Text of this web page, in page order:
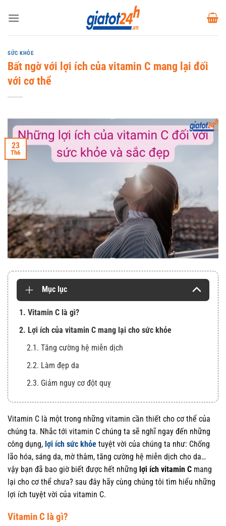
qua
SỨC KHỎE
Bất ngờ với lợi ích của vitamin C mang lại đối
với cơ thể
23
Th6
Mục lục
1. Vitamin C là gì?
2. Lợi ích của vitamin C mang lại cho sức khỏe
2.1. Tăng cường hệ miễn dịch
2.2. Làm đẹp da
2.3. Giảm nguy cơ đột quỵ
Vitamin C là một trong những vitamin cần thiết cho cơ thể của
chúng ta. Nhắc tới vitamin C chúng ta sẽ nghĩ ngay đến những
công dụng, lợi ích sức khỏe tuyệt vời của chúng ta như: Chống
lão hóa, sáng da, mờ thâm, tăng cường hệ miễn dịch cho da…
vậy bạn đã bao giờ biết được hết những lợi ích vitamin C mang
lại cho cơ thể chưa? sau đây hãy cùng chúng tôi tìm hiểu những
lợi ích tuyệt vời của vitamin C.
Vitamin C là gì?